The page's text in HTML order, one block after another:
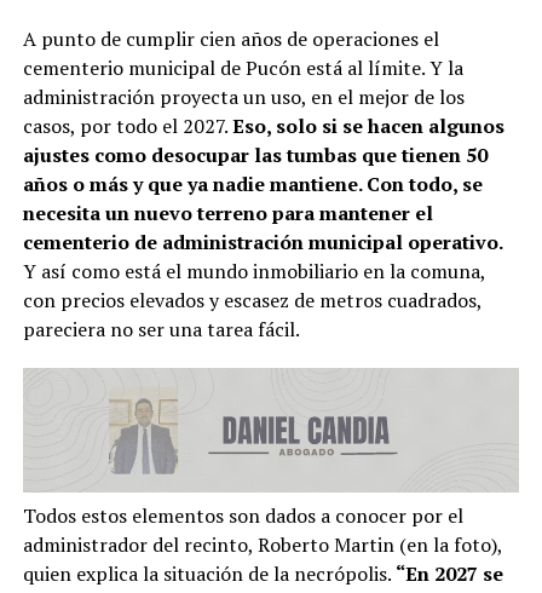
A punto de cumplir cien años de operaciones el
cementerio municipal de Pucón está al límite. Y la
administración proyecta un uso, en el mejor de los
casos, por todo el 2027.Eso, solo si se hacen algunos
ajustes como desocupar las tumbas que tienen 50
años o más y que ya nadie mantiene. Con todo, se
necesita un nuevo terreno para mantener el
cementerio de administración municipal operativo.
Y así como está el mundo inmobiliario en la comuna,
con precios elevados y escasez de metros cuadrados,
pareciera no ser una tarea fácil.
Todos estos elementos son dados a conocer por el
administrador del recinto, Roberto Martin (en la foto),
quien explica la situación de la necrópolis. “En 2027 se